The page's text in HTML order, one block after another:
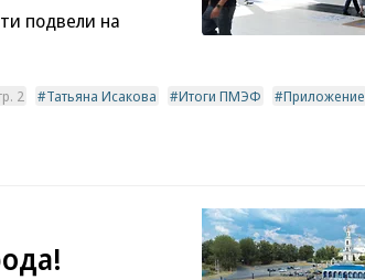
подвели на
2 Татьяна Исакова Итоги ПМЭФ Приложение